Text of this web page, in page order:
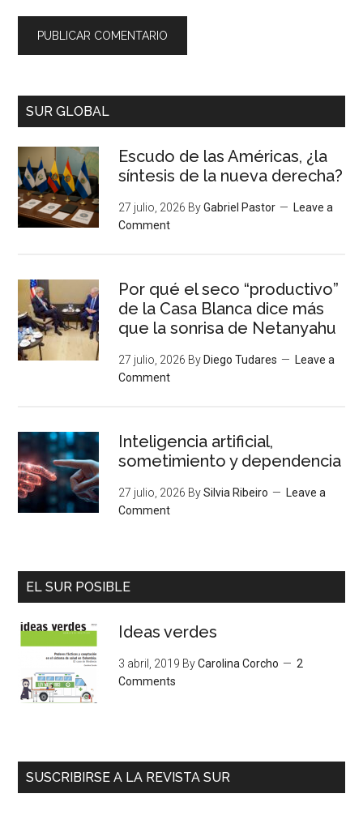
SUR GLOBAL
Escudo de las Américas, ¿la
síntesis de la nueva derecha?
27 julio, 2026 ByGabriel Pastor
Leave a
Comment
Por qué el seco “productivo”
de la Casa Blanca dice más
que la sonrisa de Netanyahu
27 julio, 2026 By Diego Tudares
Leave a
Comment
Inteligencia artificial,
sometimiento y dependencia
27 julio, 2026 BySilvia Ribeiro
Leave a
Comment
EL SUR POSIBLE
Ideas verdes
3 abril, 2019 ByCarolina Corcho
2
Comments
SUSCRIBIRSE A LA REVISTA SUR